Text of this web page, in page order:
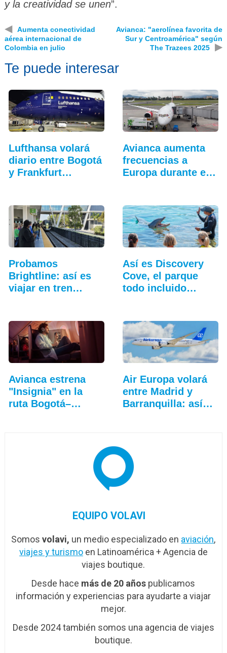
y la creatividad se unen”.
◀
Aumenta conectividad
aérea internacional de
Colombia en julio
Avianca: "aerolínea favorita de
Sur y Centroamérica" según
The Trazees 2025
▶
Te puede interesar
Lufthansa volará
diario entre Bogotá
y Frankfurt…
Avianca aumenta
frecuencias a
Europa durante el
Probamos
Brightline: así es
viajar en tren
Así es Discovery
Cove, el parque
todo incluido
Avianca estrena
"Insignia" en la
ruta Bogotá–
Air Europa volará
entre Madrid y
Barranquilla: así…
EQUIPO VOLAVI
Somosvolavi, un medio especializado en aviación,
viajes y turismoen Latinoamérica + Agencia de
viajes boutique.
Desde hace más de 20 años publicamos
información y experiencias para ayudarte a viajar
mejor.
Desde 2024 también somos una agencia de viajes
boutique.